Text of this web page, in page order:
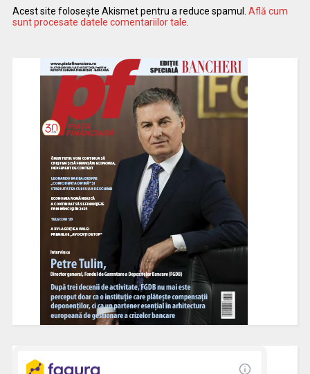
Acest site folosește Akismet pentru a reduce spamul. Află cum
sunt procesate datele comentariilor tale.